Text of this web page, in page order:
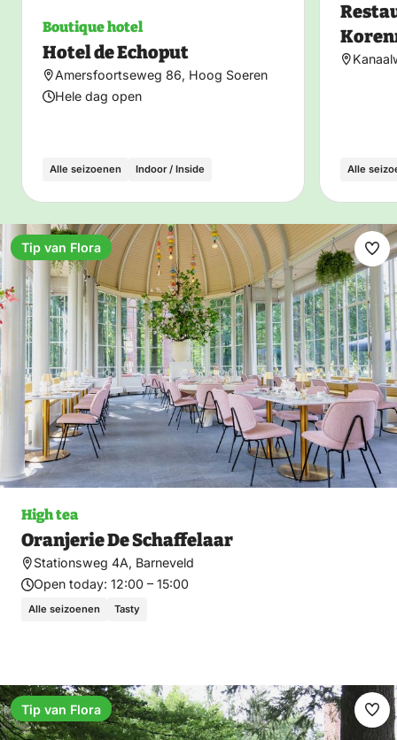
Boutique hotel
Hotel de Echoput
Amersfoortseweg 86, Hoog Soeren
Hele dag open
Alle seizoenen Indoor / Inside Alle
High tea
Oranjerie De Schaffelaar
Stationsweg 4A, Barneveld
Open today: 12:00 – 15:00
Alle seizoenen Tasty
Tip van Flora
Tip van Flora